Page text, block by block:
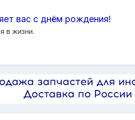
вас с днём рождения!
в жизни.